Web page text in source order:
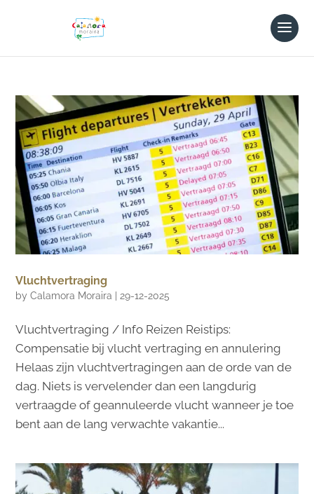
Vluchtvertraging
byCalamora Moraira 29-12-2025
Vluchtvertraging / Info Reizen Reistips:
Compensatie bij vlucht vertraging en annulering
Helaas zijn vluchtvertragingen aan de orde van de
dag. Niets is vervelender dan een langdurig
vertraagde of geannuleerde vlucht wanneer je toe
bent aan de lang verwachte vakantie...